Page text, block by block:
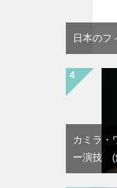
日本のフ
カミラ
ー演技 (